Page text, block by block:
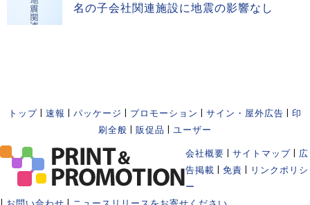
名の子会社関連施設に地震の影響なし
トップ 速報 パッケージ プロモーション サイン・屋外広告
印
刷全般
販促品 ユーザー
会社概要 サイトマップ
広
告掲載
免責
リンクポリシ
ー